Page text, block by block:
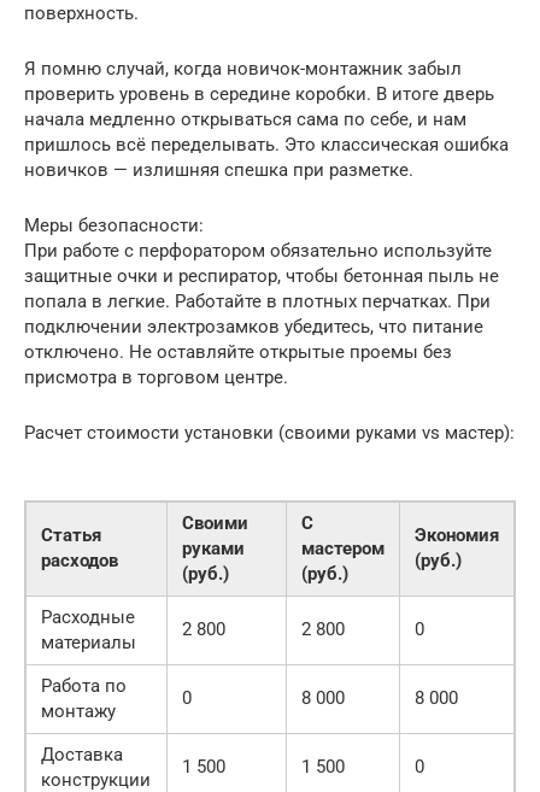
поверхность.
Я помню случай, когда новичок-монтажник забыл
проверить уровень в середине коробки. В итоге дверь
начала медленно открываться сама по себе, и нам
пришлось всё переделывать. Это классическая ошибка
новичков — излишняя спешка при разметке.
Меры безопасности:
При работе с перфоратором обязательно используйте
защитные очки и респиратор, чтобы бетонная пыль не
попала в легкие. Работайте в плотных перчатках. При
подключении электрозамков убедитесь, что питание
отключено. Не оставляйте открытые проемы без
присмотра в торговом центре.
Расчет стоимости установки (своими руками vs мастер):
Статья
расходов
Своими
руками
(руб.)
С
мастером
(руб.)
Экономия
(руб.)
Расходные
материалы
2 800 2 800 0
Работа по
монтажу
0 8 000 8 000
Доставка
конструкции
1 500 1 500 0